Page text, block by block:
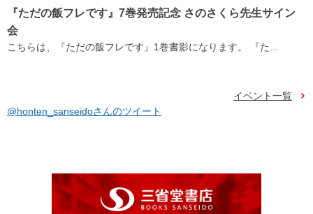
『ただの飯フレです』7巻発売記念 さのさくら先生サイン
会
こちらは、『ただの飯フレです』1巻書影になります。 『た...
イベント一覧
@honten_sanseidoさんのツイート